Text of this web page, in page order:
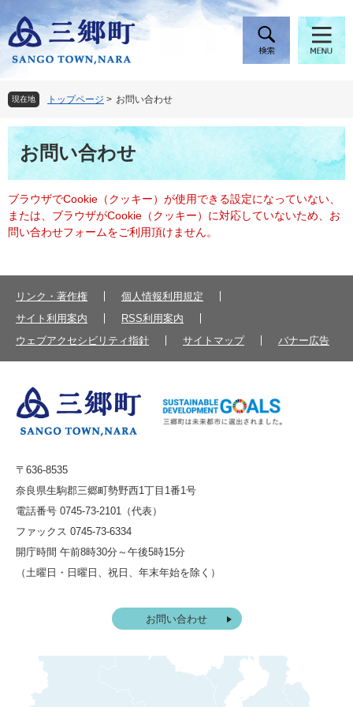
ー
ジ
頭
で
す
ニ
ュ
飛
ば
し
現在地 トップページ > お問い合わせ
本
文お問い合わせ
ブラウザでCookie（クッキー）が使用できる設定になっていない、
または、ブラウザがCookie（クッキー）に対応していないため、お
問い合わせフォームをご利用頂けません。
リンク・著作権
個人情報利用規定
サイト利用案内
RSS利用案内
ウェブアクセシビリティ指針
サイトマップ バナー広告
〒636-8535
奈良県生駒郡三郷町勢野西1丁目1番1号
電話番号 0745-73-2101（代表）
ファックス 0745-73-6334
開庁時間 午前8時30分～午後5時15分
（土曜日・日曜日、祝日、年末年始を除く）
お問い合わせ